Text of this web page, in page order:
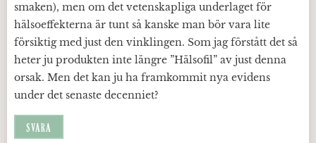
smaken), men om det vetenskapliga underlaget för
hälsoeffekterna är tunt så kanske man bör vara lite
försiktig med just den vinklingen. Som jag förstått det så
heter ju produkten inte längre ”Hälsofil” av just denna
orsak. Men det kan ju ha framkommit nya evidens
under det senaste decenniet?
SVARA